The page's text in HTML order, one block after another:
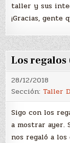
taller y sus
¡Gracias, gente
Los regalos
28/12/2018
Sección: Taller
Sigo con los
a mostrar ayer.
nos regaló a los